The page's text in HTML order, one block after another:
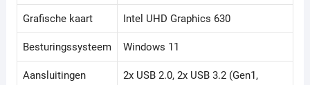
Grafische kaart Intel UHD Graphics 630
Besturingssysteem Windows 11
Aansluitingen
2x USB 2.0, 2x USB 3.2 (Gen1,